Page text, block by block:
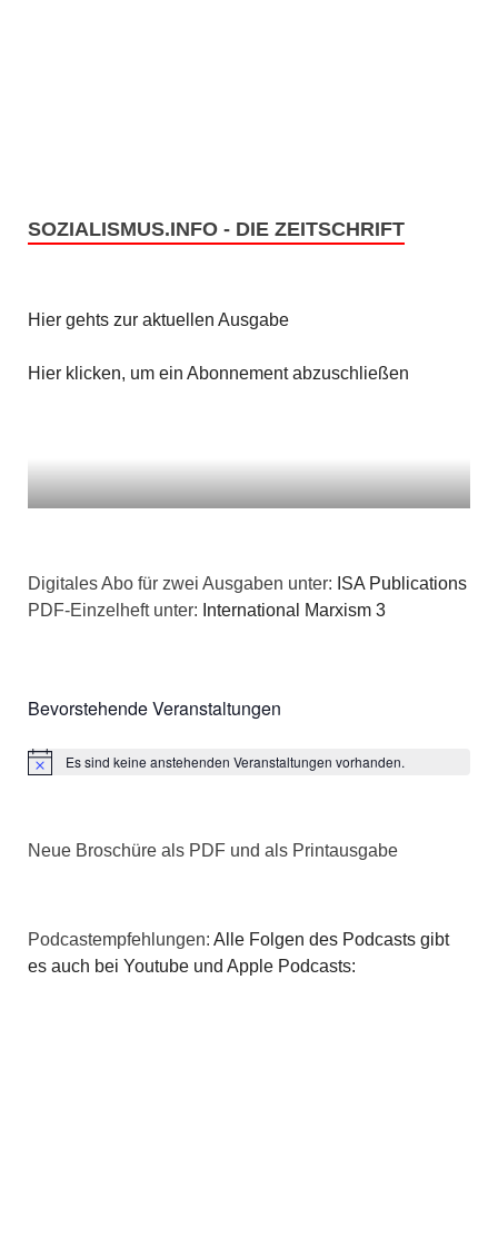
SOZIALISMUS.INFO - DIE ZEITSCHRIFT
Hier gehts zur aktuellen Ausgabe
Hier klicken, um ein Abonnement abzuschließen
Digitales Abo für zwei Ausgaben unter: ISA Publications
PDF-Einzelheft unter: International Marxism 3
Bevorstehende Veranstaltungen
HinweisEs sind keine anstehenden Veranstaltungen vorhanden.
Neue Broschüre als PDF und als Printausgabe
Podcastempfehlungen: Alle Folgen des Podcasts gibt
es auch bei Youtube und Apple Podcasts: